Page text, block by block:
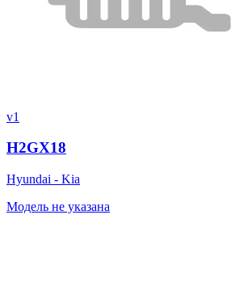
v1
H2GX18
Hyundai - Kia
Модель не указана